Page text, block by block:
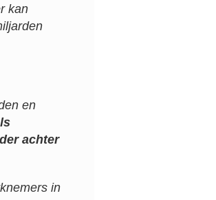
kan
en
achter
in